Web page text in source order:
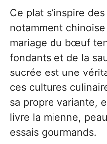
Ce plat s’inspire
notamment
mariage du bœuf
fondants et de la
sucrée est une
ces cultures
sa propre variante,
livre la mienne,
essais gourmands.